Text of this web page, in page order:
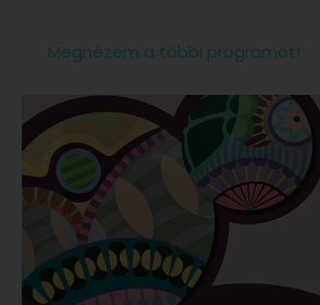
Megnézem a többi programot!